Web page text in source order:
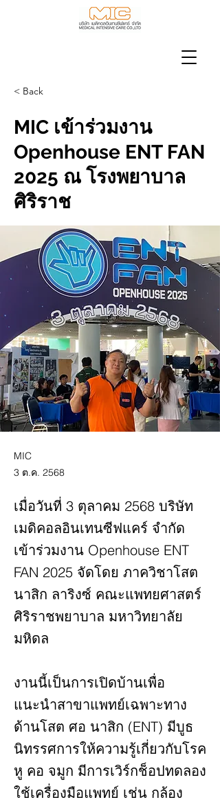
< Back
MIC เข้าร่วมงาน
Openhouse ENT FAN
2025 ณ โรงพยาบาล
ศิริราช
MIC
3 ต.ค. 2568
เมื่อวันที่ 3 ตุลาคม 2568 บริษัท
เมดิคอลอินเทนซีฟแคร์ จำกัด
เข้าร่วมงาน Openhouse ENT
FAN 2025 จัดโดย ภาควิชาโสต
นาสิก ลาริงซ์ คณะแพทยศาสตร์
ศิริราชพยาบาล มหาวิทยาลัย
มหิดล
งานนี้เป็นการเปิดบ้านเพื่อ
แนะนำสาขาแพทย์เฉพาะทาง
ด้านโสต ศอ นาสิก (ENT) มีบูธ
นิทรรศการให้ความรู้เกี่ยวกับโรค
หู คอ จมูก มีการเวิร์กช็อปทดลอง
ใช้เครื่องมือแพทย์ เช่น กล้อง